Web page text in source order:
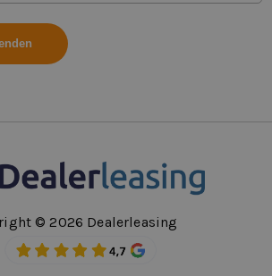
© 2026 Dealerleasing